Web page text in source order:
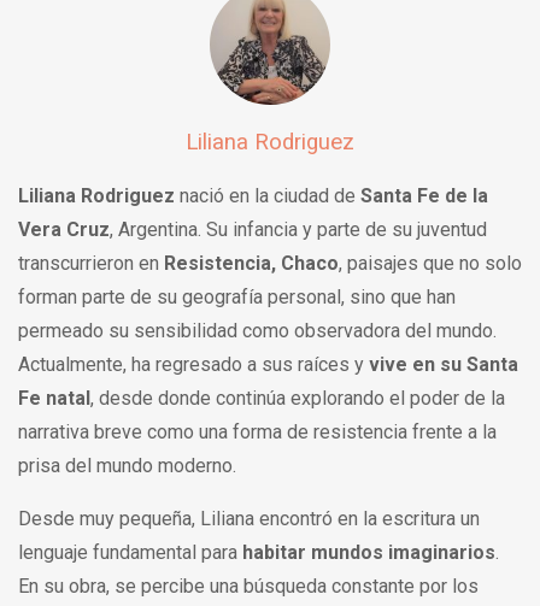
Liliana Rodriguez
Liliana Rodriguez nació en la ciudad de Santa Fe de la
Vera Cruz, Argentina. Su infancia y parte de su juventud
transcurrieron en Resistencia, Chaco, paisajes que no solo
forman parte de su geografía personal, sino que han
permeado su sensibilidad como observadora del mundo.
Actualmente, ha regresado a sus raíces y vive en su Santa
Fe natal, desde donde continúa explorando el poder de la
narrativa breve como una forma de resistencia frente a la
prisa del mundo moderno.
Desde muy pequeña, Liliana encontró en la escritura un
lenguaje fundamental para habitar mundos imaginarios.
En su obra, se percibe una búsqueda constante por los